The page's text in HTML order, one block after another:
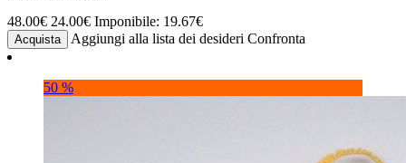
48.00€ 24.00€ Imponibile: 19.67€
Acquista Aggiungi alla lista dei desideri Confronta
50 %